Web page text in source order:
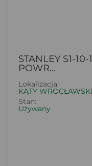
STANLEY S1-
POWR...
Lokalizacja:
KĄTY
Stan:
Używany